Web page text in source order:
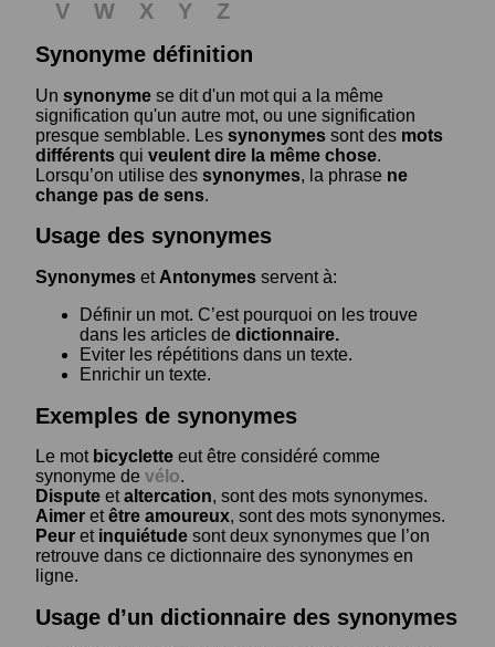
V W X Y
Z
Synonyme définition
Un synonyme se dit d'un mot qui a la même
signification qu'un autre mot, ou une signification
presque semblable. Les synonymes sont des mots
différents qui veulent dire la même chose.
Lorsqu’on utilise des synonymes, la phrase ne
change pas de sens.
Usage des synonymes
Synonymes et Antonymes servent à:
Définir un mot. C’est pourquoi on les trouve
dans les articles de dictionnaire.
Eviter les répétitions dans un texte.
Enrichir un texte.
Exemples de synonymes
Le mot bicyclette eut être considéré comme
synonyme de vélo.
Dispute etaltercation, sont des mots synonymes.
Aimer etêtre amoureux, sont des mots synonymes.
Peur et inquiétude sont deux synonymes que l’on
retrouve dans ce dictionnaire des synonymes en
ligne.
Usage d’un dictionnaire des synonymes